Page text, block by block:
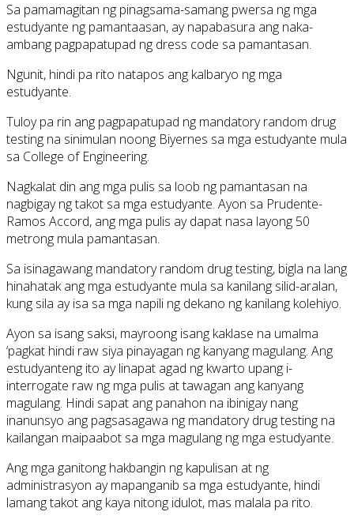
Sa pamamagitan ng pinagsama-samang pwersa ng mga
estudyante ng pamantaasan, ay napabasura ang naka-
ambang pagpapatupad ng dress code sa pamantasan.
Ngunit, hindi pa rito natapos ang kalbaryo ng mga
estudyante.
Tuloy pa rin ang pagpapatupad ng mandatory random drug
testing na sinimulan noong Biyernes sa mga estudyante mula
sa College of Engineering.
Nagkalat din ang mga pulis sa loob ng pamantasan na
nagbigay ng takot sa mga estudyante. Ayon sa Prudente-
Ramos Accord, ang mga pulis ay dapat nasa layong 50
metrong mula pamantasan.
Sa isinagawang mandatory random drug testing, bigla na lang
hinahatak ang mga estudyante mula sa kanilang silid-aralan,
kung sila ay isa sa mga napili ng dekano ng kanilang kolehiyo.
Ayon sa isang saksi, mayroong isang kaklase na umalma
‘pagkat hindi raw siya pinayagan ng kanyang magulang. Ang
estudyanteng ito ay linapat agad ng kwarto upang i-
interrogate raw ng mga pulis at tawagan ang kanyang
magulang. Hindi sapat ang panahon na ibinigay nang
inanunsyo ang pagsasagawa ng mandatory drug testing na
kailangan maipaabot sa mga magulang ng mga estudyante.
Ang mga ganitong hakbangin ng kapulisan at ng
administrasyon ay mapanganib sa mga estudyante, hindi
lamang takot ang kaya nitong idulot, mas malala pa rito.